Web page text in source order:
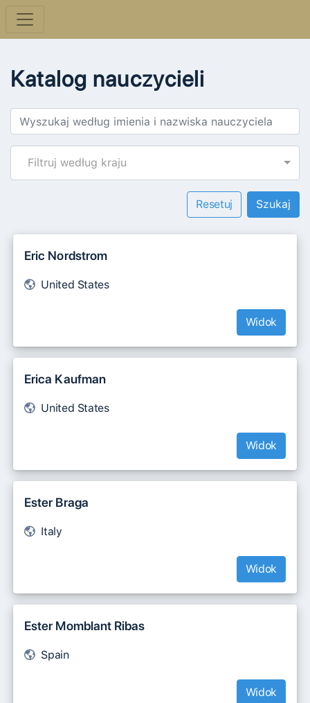
Katalog nauczycieli
Filtruj według kraju
Resetuj
Eric Nordstrom
United States
Widok
Erica Kaufman
United States
Widok
Ester Braga
Italy
Widok
Ester Momblant Ribas
Spain
Widok